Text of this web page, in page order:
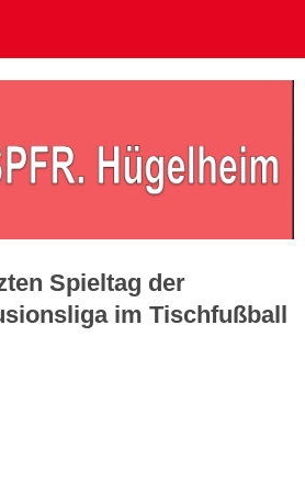
Spieltag der
im Tischfußball